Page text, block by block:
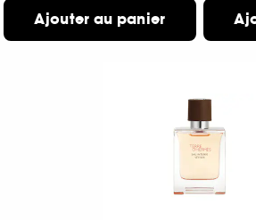
Ajouter au panier